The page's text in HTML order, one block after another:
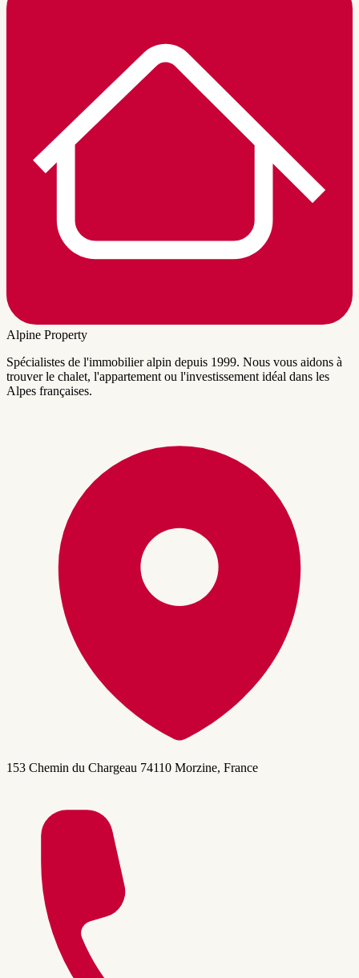
Alpine Property
Spécialistes de l'immobilier alpin depuis 1999. Nous vous aidons à
trouver le chalet, l'appartement ou l'investissement idéal dans les
Alpes françaises.
153 Chemin du Chargeau 74110 Morzine, France